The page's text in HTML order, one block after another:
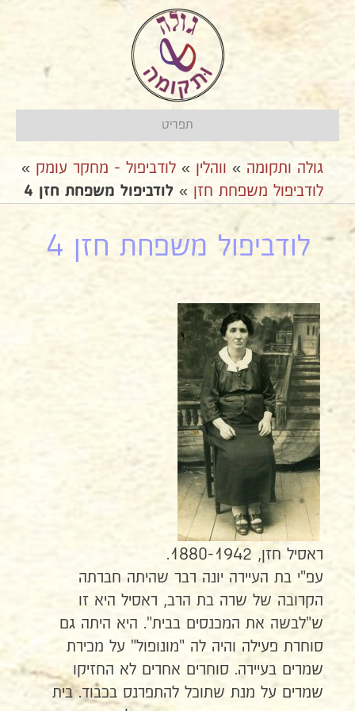
תפריט
גולה ותקומה » ווהלין » לודביפול - מחקר עומק »
לודביפול משפחת חזן » לודביפול משפחת חזן 4
לודביפול משפחת חזן 4
ראסיל חזן, 1880-1942.
עפ"י בת העיירה יונה רבר שהיתה חברתה
הקרובה של שרה בת הרב, ראסיל היא זו
ש"לבשה את המכנסים בבית". היא היתה גם
סוחרת פעילה והיה לה "מונופול" על מכירת
שמרים בעיירה. סוחרים אחרים לא החזיקו
שמרים על מנת שתוכל להתפרנס בכבוד. בית